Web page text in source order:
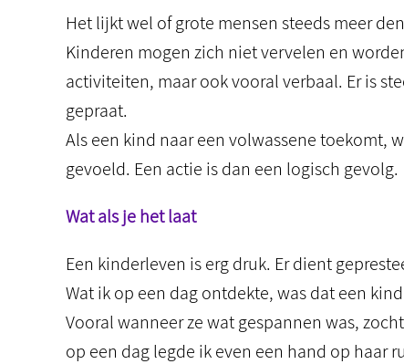
Het lijkt wel of grote mensen steeds meer
Kinderen mogen zich niet vervelen en
activiteiten, maar ook vooral verbaal. Er is
gepraat.
Als een kind naar een volwassene toekomt,
gevoeld. Een actie is dan een logisch gevolg.
Wat als je het laat
Een kinderleven is erg druk. Er dient
Wat ik op een dag ontdekte, was dat een
Vooral wanneer ze wat gespannen was,
op een dag legde ik even een hand op haar